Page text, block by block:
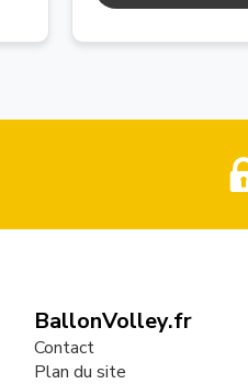
BallonVolley.fr
Contact
Plan du site